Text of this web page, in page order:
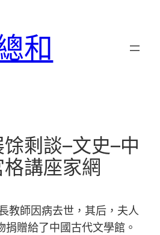
和
剩談–文史–中
講座家網
教師因病去世，其后，夫人
捐贈給了中國古代文學館。